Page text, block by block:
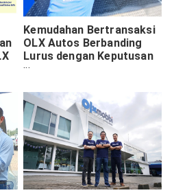
Kemudahan Bertransaksi
OLX Autos Berbanding
Lurus dengan Keputusan
Pembelian Mobil Baru di